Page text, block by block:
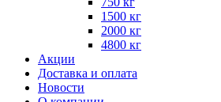
1500 кг
2000 кг
4800 кг
Акции
Доставка и оплата
Новости